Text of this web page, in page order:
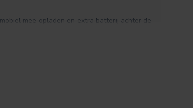
mee opladen en extra batterij achter de
zijn zodat ze uit te wisselen zijn met
defect aangekomen, maar was keurig en